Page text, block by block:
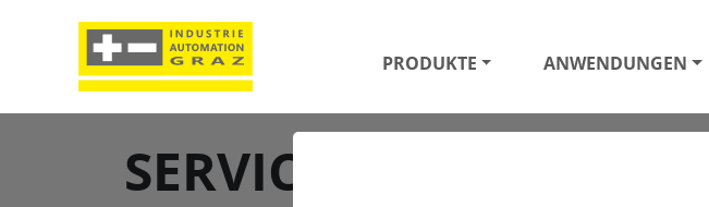
PRODUKTE ANWENDUNGEN
SERVICE